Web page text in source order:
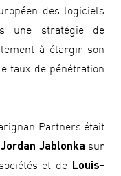
des logiciels
une stratégie de
à élargir son
taux de pénétration
Partners était
Jordan Jablonka sur
et de Louis-